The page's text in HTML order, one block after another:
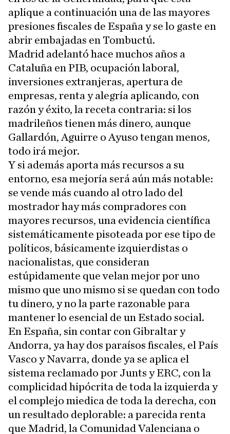
aplique a continuación una de las mayores
presiones fiscales de España y se lo gaste en
abrir embajadas en Tombuctú.
Madrid adelantó hace muchos años a
Cataluña en PIB, ocupación laboral,
inversiones extranjeras, apertura de
empresas, renta y alegría aplicando, con
razón y éxito, la receta contraria: si los
madrileños tienen más dinero, aunque
Gallardón, Aguirre o Ayuso tengan menos,
todo irá mejor.
Y si además aporta más recursos a su
entorno, esa mejoría será aún más notable:
se vende más cuando al otro lado del
mostrador hay más compradores con
mayores recursos, una evidencia científica
sistemáticamente pisoteada por ese tipo de
políticos, básicamente izquierdistas o
nacionalistas, que consideran
estúpidamente que velan mejor por uno
mismo que uno mismo si se quedan con todo
tu dinero, y no la parte razonable para
mantener lo esencial de un Estado social.
En España, sin contar con Gibraltar y
Andorra, ya hay dos paraísos fiscales, el País
Vasco y Navarra, donde ya se aplica el
sistema reclamado por Junts y ERC, con la
complicidad hipócrita de toda la izquierda y
el complejo miedica de toda la derecha, con
un resultado deplorable: a parecida renta
que Madrid, la Comunidad Valenciana o